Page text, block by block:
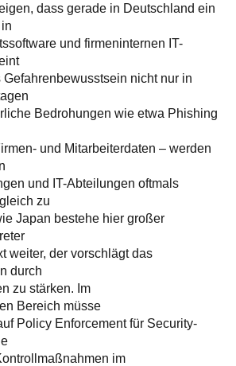
dass gerade in Deutschland ein
und firmeninternen IT-
Gefahrenbewusstsein nicht nur in
Bedrohungen wie etwa Phishing
und Mitarbeiterdaten – werden
und IT-Abteilungen oftmals
zu
Japan bestehe hier großer
weiter, der vorschlägt das
durch
zu stärken. Im
Bereich müsse
Policy Enforcement für Security-
im